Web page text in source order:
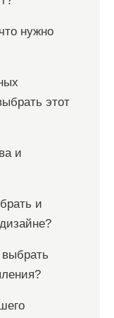
нужно
этот
и
и